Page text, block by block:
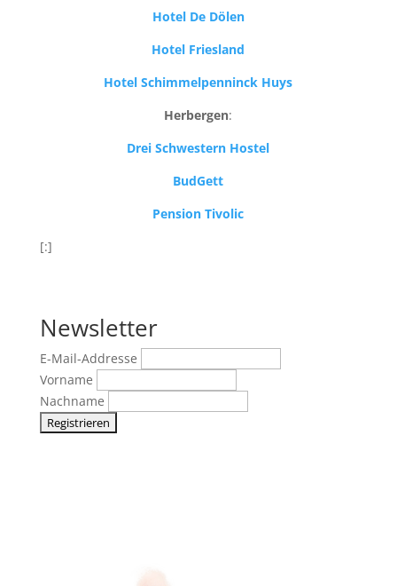
Hotel De Dölen
Hotel Friesland
Hotel Schimmelpenninck Huys
Herbergen:
Drei Schwestern Hostel
BudGett
Pension Tivolic
[:]
Newsletter
E-Mail-Addresse
Vorname
Nachname